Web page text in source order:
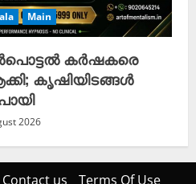
Main
കർഷകരെ
കൃഷിയിടങ്ങൾ
2026
Contact us Terms Of Use